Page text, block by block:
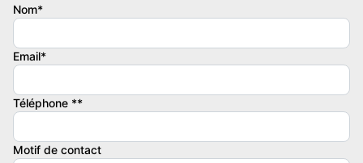
Contacter l'annonceur
GHT IMMO
Nom*
Email*
Téléphone **
Motif de contact